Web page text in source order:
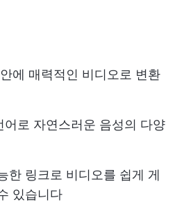
에 매력적인 비디오로 변환
어로 자연스러운 음성의 다양
한 링크로 비디오를 쉽게 게
있습니다